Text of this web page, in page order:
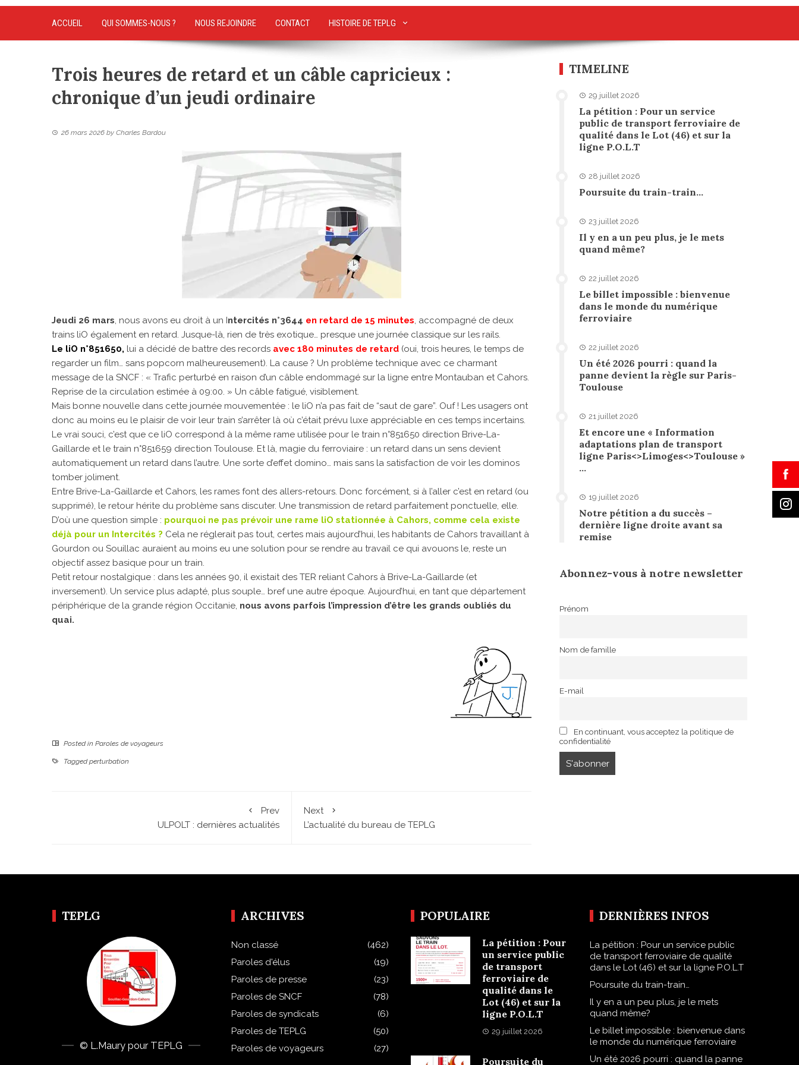
ACCUEIL QUI SOMMES-NOUS ? NOUS REJOINDRE CONTACT HISTOIRE DE TEPLG
Trois heures de retard et un câble capricieux :
chronique d’un jeudi ordinaire
26 mars 2026 by Charles Bardou
Jeudi 26 mars, nous avons eu droit à un Intercités n°3644 en retard de 15 minutes, accompagné de deux
trains liO également en retard. Jusque-là, rien de très exotique… presque une journée classique sur les rails.
Le liO n°851650, lui a décidé de battre des records avec 180 minutes de retard (oui, trois heures, le temps de
regarder un film… sans popcorn malheureusement). La cause ? Un problème technique avec ce charmant
message de la SNCF : « Trafic perturbé en raison d’un câble endommagé sur la ligne entre Montauban et Cahors.
Reprise de la circulation estimée à 09:00. » Un câble fatigué, visiblement.
Mais bonne nouvelle dans cette journée mouvementée : le liO n’a pas fait de “saut de gare”. Ouf ! Les usagers ont
donc au moins eu le plaisir de voir leur train s’arrêter là où c’était prévu luxe appréciable en ces temps incertains.
Le vrai souci, c’est que ce liO correspond à la même rame utilisée pour le train n°851650 direction Brive-La-
Gaillarde et le train n°851659 direction Toulouse. Et là, magie du ferroviaire : un retard dans un sens devient
automatiquement un retard dans l’autre. Une sorte d’effet domino… mais sans la satisfaction de voir les dominos
tomber joliment.
Entre Brive-La-Gaillarde et Cahors, les rames font des allers-retours. Donc forcément, si à l’aller c’est en retard (ou
supprimé), le retour hérite du problème sans discuter. Une transmission de retard parfaitement ponctuelle, elle.
D’où une question simple : pourquoi ne pas prévoir une rame liO stationnée à Cahors, comme cela existe
déjà pour un Intercités ? Cela ne réglerait pas tout, certes mais aujourd’hui, les habitants de Cahors travaillant à
Gourdon ou Souillac auraient au moins eu une solution pour se rendre au travail ce qui avouons le, reste un
objectif assez basique pour un train.
Petit retour nostalgique : dans les années 90, il existait des TER reliant Cahors à Brive-La-Gaillarde (et
inversement). Un service plus adapté, plus souple… bref une autre époque. Aujourd’hui, en tant que département
périphérique de la grande région Occitanie, nous avons parfois l’impression d’être les grands oubliés du
quai.
Posted in Paroles de voyageurs
Taggedperturbation
Prev
ULPOLT : dernières actualités
Next
L’actualité du bureau de TEPLG
TIMELINE
29 juillet 2026
La pétition : Pour un service
public de transport ferroviaire de
qualité dans le Lot (46) et sur la
ligne P.O.L.T
28 juillet 2026
Poursuite du train-train…
23 juillet 2026
Il y en a un peu plus, je le mets
quand même?
22 juillet 2026
Le billet impossible : bienvenue
dans le monde du numérique
ferroviaire
22 juillet 2026
Un été 2026 pourri : quand la
panne devient la règle sur Paris-
Toulouse
21 juillet 2026
Et encore une « Information
adaptations plan de transport
ligne Paris<>Limoges<>Toulouse »
…
19 juillet 2026
Notre pétition a du succès –
dernière ligne droite avant sa
remise
Abonnez-vous à notre newsletter
Prénom
Nom de famille
E-mail
En continuant, vous acceptez la politique de
confidentialité
TEPLG
© L.Maury pour TEPLG
ARCHIVES
Non classé
(462)
Paroles d'élus
(19)
Paroles de presse
(23)
Paroles de SNCF
(78)
Paroles de syndicats
(6)
Paroles de TEPLG
(50)
Paroles de voyageurs
(27)
POPULAIRE
La pétition : Pour
un service public
de transport
ferroviaire de
qualité dans le
Lot (46) et sur la
ligne P.O.L.T
29 juillet 2026
Poursuite du
DERNIÈRES INFOS
La pétition : Pour un service public
de transport ferroviaire de qualité
dans le Lot (46) et sur la ligne P.O.L.T
Poursuite du train-train…
Il y en a un peu plus, je le mets
quand même?
Le billet impossible : bienvenue dans
le monde du numérique ferroviaire
Un été 2026 pourri : quand la panne